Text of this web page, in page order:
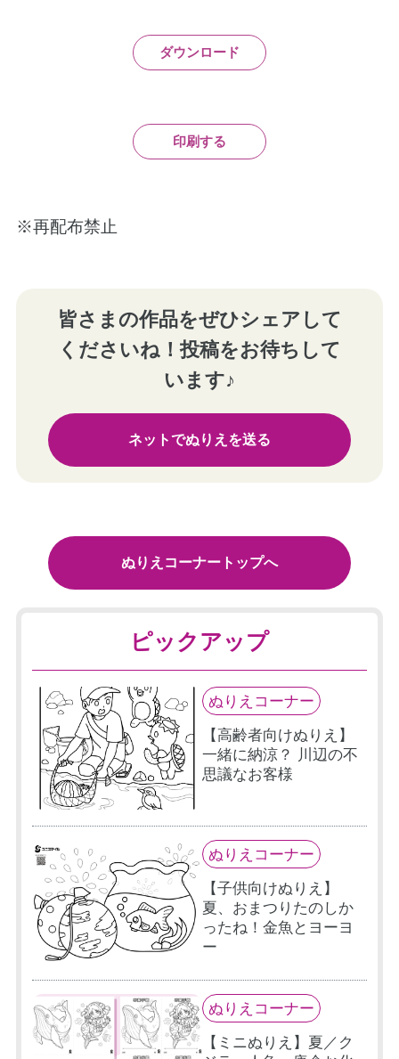
ダウンロード
印刷する
※再配布禁止
皆さまの作品をぜひシェアして
くださいね！投稿をお待ちして
います♪
ネットでぬりえを送る
ぬりえコーナートップへ
ピックアップ
ぬりえコーナー
【高齢者向けぬりえ】
一緒に納涼？ 川辺の不
思議なお客様
ぬりえコーナー
【子供向けぬりえ】
夏、おまつりたのしか
ったね！金魚とヨーヨ
ー
ぬりえコーナー
【ミニぬりえ】夏／ク